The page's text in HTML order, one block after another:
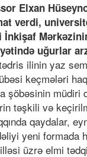
Elxan
verdi,
uğurlar
ilinin yaz
keçmələri
şöbəsinin müdiri
təşkili və
qaydalar,
yeni formada
üzrə elmi